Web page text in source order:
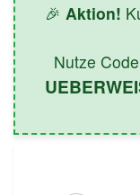
🎉 Aktion!
Nutze Code